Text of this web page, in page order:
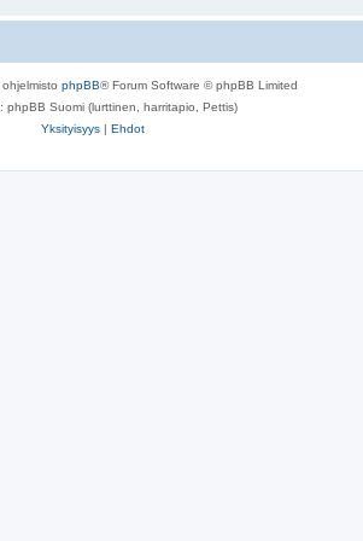
phpBB® Forum Software © phpBB Limited
phpBB Suomi (lurttinen, harritapio, Pettis)
Yksityisyys
Ehdot